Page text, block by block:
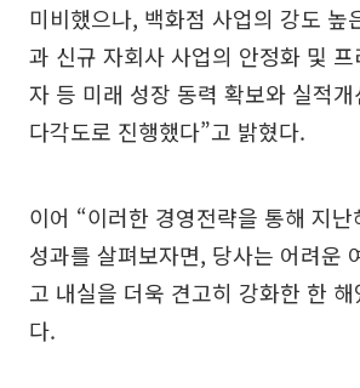
미비했으나, 백화점 사업의 강도 높
과 신규 자회사 사업의 안정화 및
자 등 미래 성장 동력 확보와 실적
다각도로 진행했다”고 밝혔다.
이어 “이러한 경영전략을 통해 지
성과를 살펴보자면, 당사는 어려운
고 내실을 더욱 견고히 강화한 한
다.